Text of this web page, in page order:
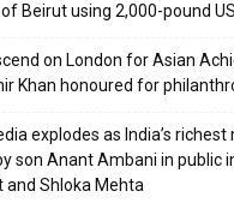
Beirut using 2,000-pound
on London for Asian
Khan honoured for
explodes as India’s
son Anant Ambani in public
and Shloka Mehta